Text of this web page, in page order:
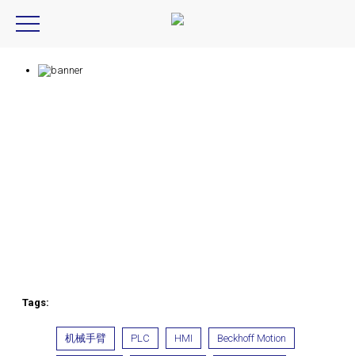
Tags:
机械手臂 PLC HMI Beckhoff Motion